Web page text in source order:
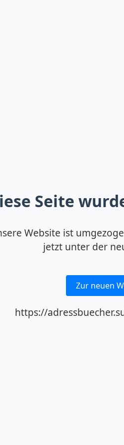
Seite
Website ist
jetzt unter der
Zur neuen
https://